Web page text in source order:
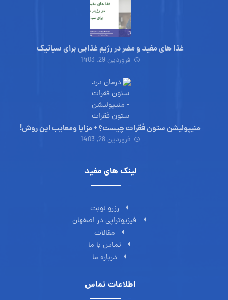
غذا های مفید و مضر در رژیم غذایی برای سیاتیک
فروردین 29, 1403
منیپولیشن ستون فقرات چیست؟ + مزایا ومعایب این روش!
فروردین 28, 1403
لینک های مفید
رزرو نوبت
فیزیوتراپی در اصفهان
مقالات
تماس با ما
درباره ما
اطلاعات تماس